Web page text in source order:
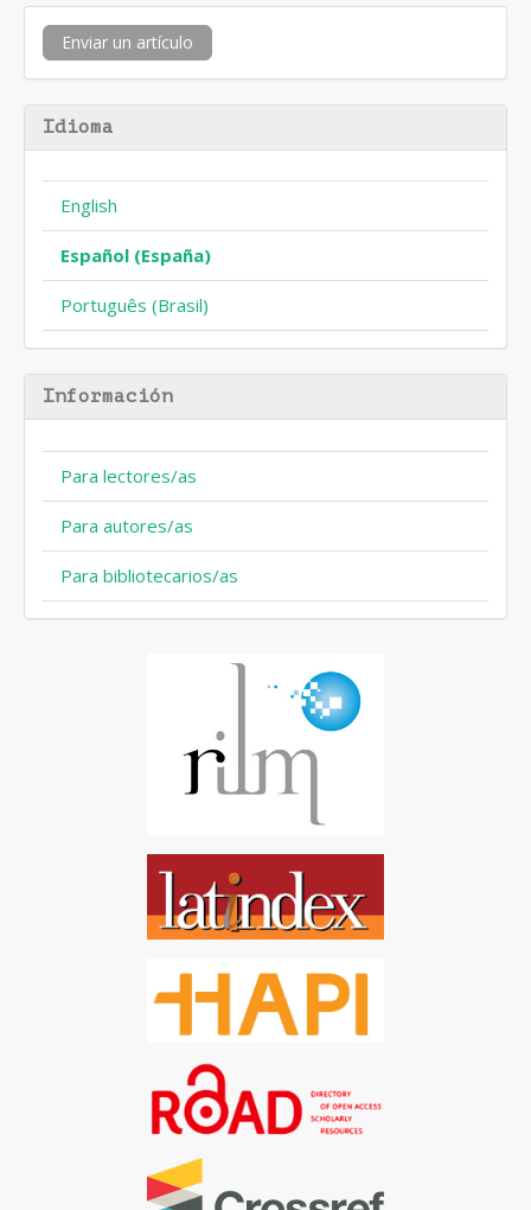
Enviar
un
artículo
Enviar un artículo
Idioma
English
Español (España)
Português (Brasil)
Información
Para lectores/as
Para autores/as
Para bibliotecarios/as